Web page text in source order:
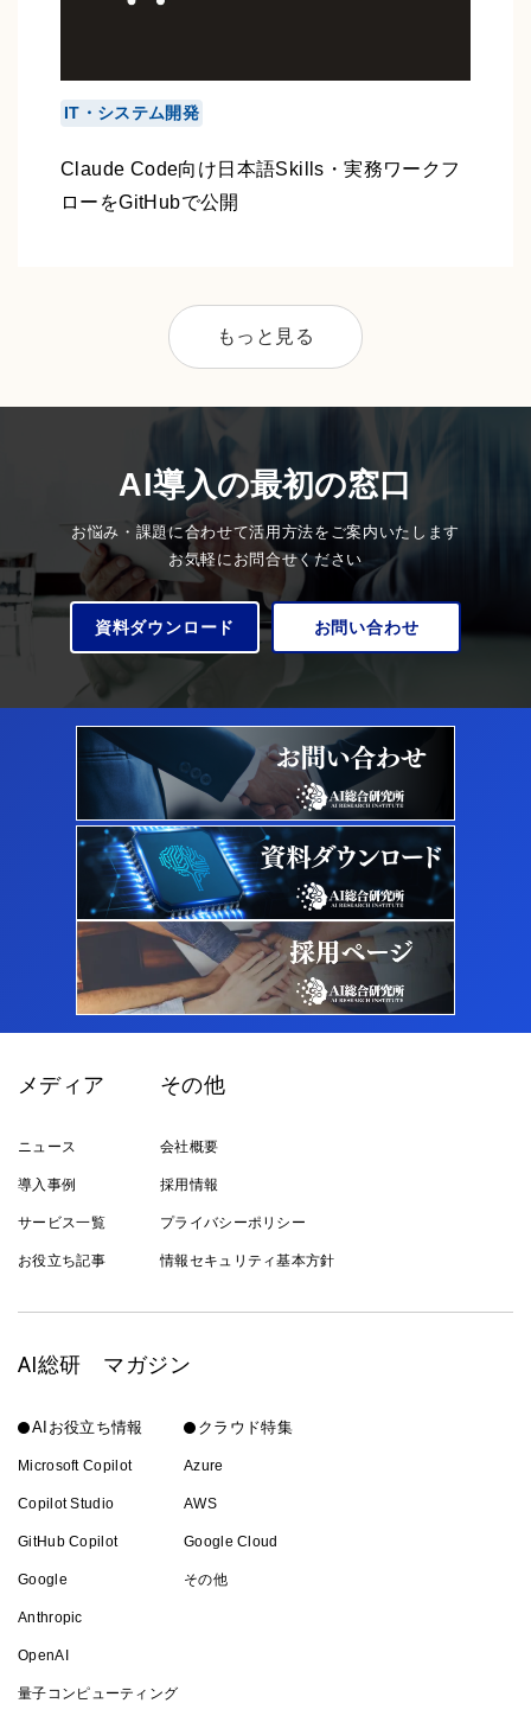
IT・システム開発
Claude Code向け日本語Skills・実務ワークフ
ローをGitHubで公開
もっと見る
AI導入の最初の窓口
お悩み・課題に合わせて活用方法をご案内いたします
お気軽にお問合せください
資料ダウンロード お問い合わせ
メディア
ニュース
導入事例
サービス一覧
お役立ち記事
その他
会社概要
採用情報
プライバシーポリシー
情報セキュリティ基本方針
AI総研 マガジン
AIお役立ち情報
Microsoft Copilot
Copilot Studio
GitHub Copilot
Google
Anthropic
OpenAI
量子コンピューティング
クラウド特集
Azure
AWS
Google Cloud
その他